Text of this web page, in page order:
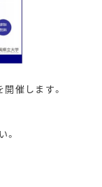
開催します。
。